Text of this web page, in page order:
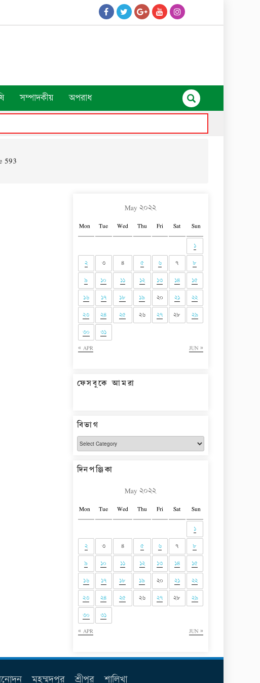
সম্পাদকীয় অপরাধ
593
May ২০২২
Mon Tue Wed Thu Fri Sat Sun
« APR JUN »
১
২
৩ ৪ ৫ ৬ ৭
৮
৯
১০ ১১ ১২ ১৩ ১৪
১৫
১৬
১৭ ১৮ ১৯ ২০ ২১
২২
২৩
২৪ ২৫ ২৬ ২৭ ২৮
২৯
৩০
৩১
ফেসবুকে আমরা
বিভাগ
বিভাগ
দিনপঞ্জিকা
May ২০২২
Mon Tue Wed Thu Fri Sat Sun
« APR JUN »
১
২
৩ ৪ ৫ ৬ ৭
৮
৯
১০ ১১ ১২ ১৩ ১৪
১৫
১৬
১৭ ১৮ ১৯ ২০ ২১
২২
২৩
২৪ ২৫ ২৬ ২৭ ২৮
২৯
৩০
৩১
মহম্মদপুর শ্রীপুর শালিখা